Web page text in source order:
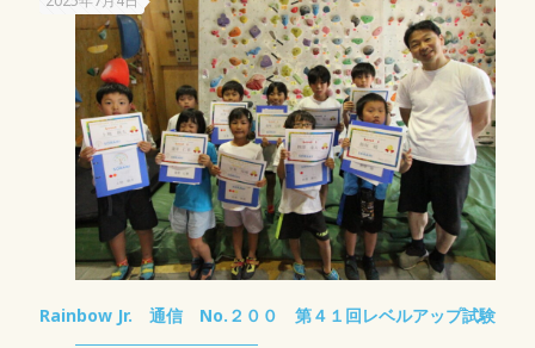
Rainbow Jr. 通信 No.２００ 第４１回レベルアップ試験